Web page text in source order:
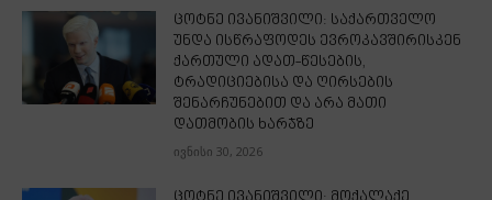
ცოტნე ივანიშვილი: საქართველო
უნდა ისწრაფოდეს ევროკავშირისკენ
ქართული ადათ-წესების,
ტრადიციებისა და ღირსების
შენარჩუნებით და არა მათი
დათმობის ხარჯზე
ივნისი 30, 2026